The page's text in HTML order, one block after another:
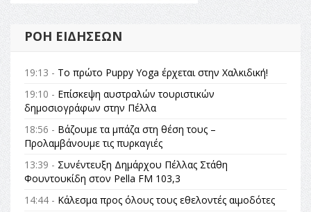
ΡΟΉ ΕΙΔΉΣΕΩΝ
19:13 - Το πρώτο Puppy Yoga έρχεται στην Χαλκιδική!
19:10 - Επίσκεψη αυστραλών τουριστικών
δημοσιογράφων στην Πέλλα
18:56 - Βάζουμε τα μπάζα στη θέση τους –
Προλαμβάνουμε τις πυρκαγιές
13:39 - Συνέντευξη Δημάρχου Πέλλας Στάθη
Φουντουκίδη στον Pella FM 103,3
14:44 - Κάλεσμα προς όλους τους εθελοντές αιμοδότες